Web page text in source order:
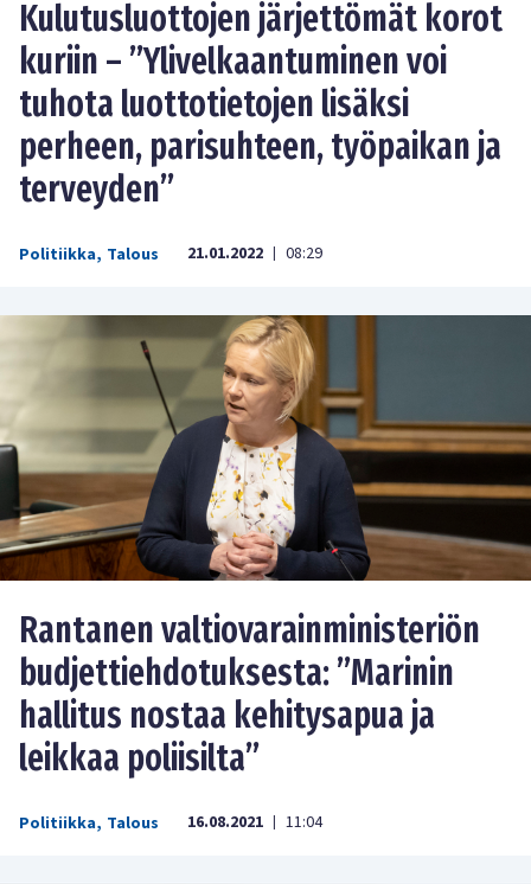
Kulutusluottojen järjettömät korot
kuriin – ”Ylivelkaantuminen voi
tuhota luottotietojen lisäksi
perheen, parisuhteen, työpaikan ja
terveyden”
Politiikka, Talous 21.01.2022 | 08:29
Rantanen valtiovarainministeriön
budjettiehdotuksesta: ”Marinin
hallitus nostaa kehitysapua ja
leikkaa poliisilta”
Politiikka, Talous 16.08.2021 | 11:04